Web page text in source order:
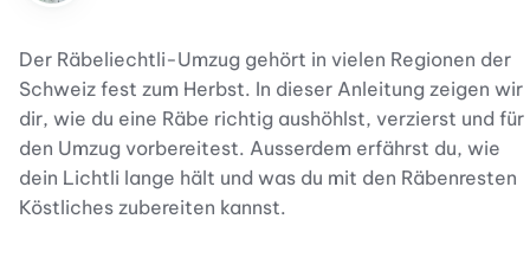
Der Räbeliechtli-Umzug gehört in vielen Regionen der
Schweiz fest zum Herbst. In dieser Anleitung zeigen wir
dir, wie du eine Räbe richtig aushöhlst, verzierst und für
den Umzug vorbereitest. Ausserdem erfährst du, wie
dein Lichtli lange hält und was du mit den Räbenresten
Köstliches zubereiten kannst.